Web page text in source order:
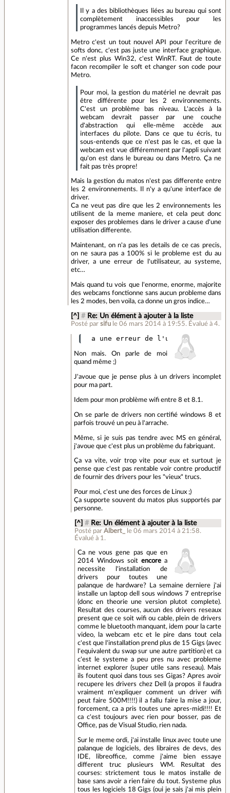
Il y a des bibliothèques liées au bureau qui sont
complètement inaccessibles pour les
programmes lancés depuis Metro?
Metro c'est un tout nouvel API pour l'ecriture de
softs donc, c'est pas juste une interface graphique.
Ce n'est plus Win32, c'est WinRT. Faut de toute
facon recompiler le soft et changer son code pour
Metro.
Pour moi, la gestion du matériel ne devrait pas
être différente pour les 2 environnements.
C'est un problème bas niveau. L'accès à la
webcam devrait passer par une couche
d'abstraction qui elle-même accède aux
interfaces du pilote. Dans ce que tu écris, tu
sous-entends que ce n'est pas le cas, et que la
webcam est vue différemment par l'appli suivant
qu'on est dans le bureau ou dans Metro. Ça ne
fait pas très propre!
Mais la gestion du matos n'est pas differente entre
les 2 environnements. Il n'y a qu'une interface de
driver.
Ca ne veut pas dire que les 2 environnements les
utilisent de la meme maniere, et cela peut donc
exposer des problemes dans le driver a cause d'une
utilisation differente.
Maintenant, on n'a pas les details de ce cas precis,
on ne saura pas a 100% si le probleme est du au
driver, a une erreur de l'utilisateur, au systeme,
etc…
Mais quand tu vois que l'enorme, enorme, majorite
des webcams fonctionne sans aucun probleme dans
les 2 modes, ben voila, ca donne un gros indice…
[^] # Re: Un élément à ajouter à la liste
Posté parsifu le 06 mars 2014 à 19:55. Évalué à4.
Non mais. On parle de moi
quand même ;)
J'avoue que je pense plus à un drivers incomplet
pour ma part.
Idem pour mon problème wifi entre 8 et 8.1.
On se parle de drivers non certifié windows 8 et
parfois trouvé un peu à l'arrache.
Même, si je suis pas tendre avec MS en général,
j'avoue que c'est plus un problème du fabriquant.
Ça va vite, voir trop vite pour eux et surtout je
pense que c'est pas rentable voir contre productif
de fournir des drivers pour les "vieux" trucs.
Pour moi, c'est une des forces de Linux ;)
Ça supporte souvent du matos plus supportés par
personne.
[^] # Re: Un élément à ajouter à la liste
Posté par Albert_ le 06 mars 2014 à 21:58.
Évalué à 1 .
Ca ne vous gene pas que en
2014 Windows soit encorea
necessite l'installation de
drivers pour toutes une
palanque de hardware? La semaine derniere j'ai
installe un laptop dell sous windows 7 entreprise
(donc en theorie une version plutot complete).
Resultat des courses, aucun des drivers reseaux
present que ce soit wifi ou cable, plein de drivers
comme le bluetooth manquant, idem pour la carte
video, la webcam etc et le pire dans tout cela
c'est que l'installation prend plus de 15 Gigs (avec
l'equivalent du swap sur une autre partition) et ca
c'est le systeme a peu pres nu avec probleme
internet explorer (super utile sans reseau). Mais
ils foutent quoi dans tous ses Gigas? Apres avoir
recupere les drivers chez Dell (a propos il faudra
vraiment m'expliquer comment un driver wifi
peut faire 500M!!!!) il a fallu faire la mise a jour,
forcement, ca a pris toutes une apres-midi!!!! Et
ca c'est toujours avec rien pour bosser, pas de
Office, pas de Visual Studio, rien nada.
Sur le meme ordi, j'ai installe linux avec toute une
palanque de logiciels, des libraires de devs, des
IDE, libreoffice, comme j'aime bien essaye
different truc plusieurs WM. Resultat des
courses: strictement tous le matos installe de
base sans avoir a rien faire du tout. Systeme plus
tous les logiciels 18 Gigs (oui je sais j'ai mis plein